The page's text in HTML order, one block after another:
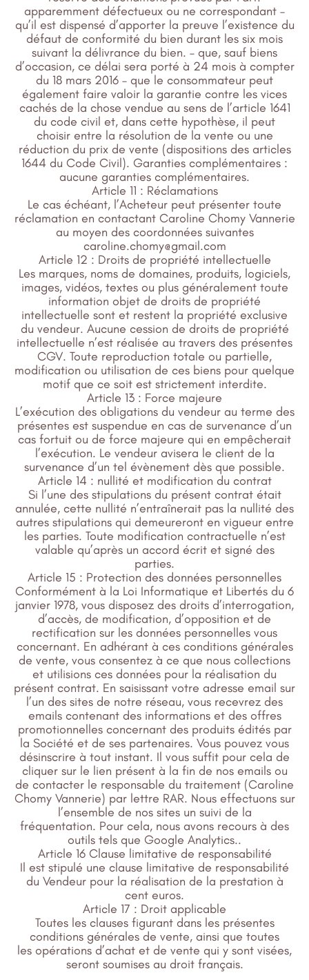
apparemment défectueux ou ne correspondant –
qu’il est dispensé d’apporter la preuve l’existence du
défaut de conformité du bien durant les six mois
suivant la délivrance du bien. – que, sauf biens
d’occasion, ce délai sera porté à 24 mois à compter
du 18 mars 2016 – que le consommateur peut
également faire valoir la garantie contre les vices
cachés de la chose vendue au sens de l’article 1641
du code civil et, dans cette hypothèse, il peut
choisir entre la résolution de la vente ou une
réduction du prix de vente (dispositions des articles
1644 du Code Civil). Garanties complémentaires :
aucune garanties complémentaires.
Article 11 : Réclamations
Le cas échéant, l’Acheteur peut présenter toute
réclamation en contactant Caroline Chomy Vannerie
au moyen des coordonnées suivantes
caroline.chomy@gmail.com
Article 12 : Droits de propriété intellectuelle
Les marques, noms de domaines, produits, logiciels,
images, vidéos, textes ou plus généralement toute
information objet de droits de propriété
intellectuelle sont et restent la propriété exclusive
du vendeur. Aucune cession de droits de propriété
intellectuelle n’est réalisée au travers des présentes
CGV. Toute reproduction totale ou partielle,
modification ou utilisation de ces biens pour quelque
motif que ce soit est strictement interdite.
Article 13 : Force majeure
L’exécution des obligations du vendeur au terme des
présentes est suspendue en cas de survenance d’un
cas fortuit ou de force majeure qui en empêcherait
l’exécution. Le vendeur avisera le client de la
survenance d’un tel évènement dès que possible.
Article 14 : nullité et modification du contrat
Si l’une des stipulations du présent contrat était
annulée, cette nullité n’entraînerait pas la nullité des
autres stipulations qui demeureront en vigueur entre
les parties. Toute modification contractuelle n’est
valable qu’après un accord écrit et signé des
parties.
Article 15 : Protection des données personnelles
Conformément à la Loi Informatique et Libertés du 6
janvier 1978, vous disposez des droits d’interrogation,
d’accès, de modification, d’opposition et de
rectification sur les données personnelles vous
concernant. En adhérant à ces conditions générales
de vente, vous consentez à ce que nous collections
et utilisions ces données pour la réalisation du
présent contrat. En saisissant votre adresse email sur
l’un des sites de notre réseau, vous recevrez des
emails contenant des informations et des offres
promotionnelles concernant des produits édités par
la Société et de ses partenaires. Vous pouvez vous
désinscrire à tout instant. Il vous suffit pour cela de
cliquer sur le lien présent à la fin de nos emails ou
de contacter le responsable du traitement (Caroline
Chomy Vannerie) par lettre RAR. Nous effectuons sur
l’ensemble de nos sites un suivi de la
fréquentation. Pour cela, nous avons recours à des
outils tels que Google Analytics..
Article 16 Clause limitative de responsabilité
Il est stipulé une clause limitative de responsabilité
du Vendeur pour la réalisation de la prestation à
cent euros.
Article 17 : Droit applicable
Toutes les clauses figurant dans les présentes
conditions générales de vente, ainsi que toutes
les opérations d’achat et de vente qui y sont visées,
seront soumises au droit français.